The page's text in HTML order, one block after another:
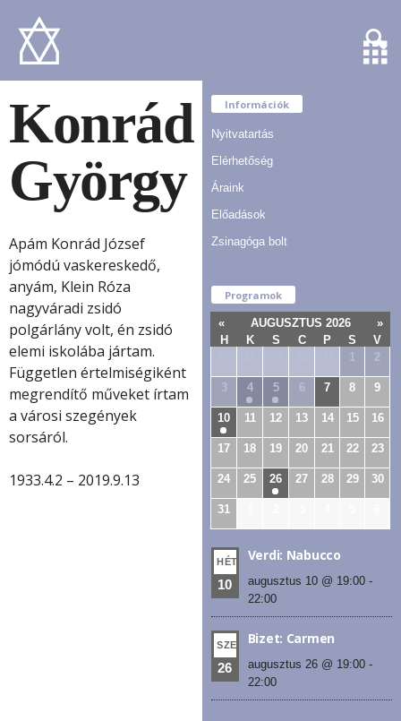
Konrád
György
Apám Konrád József
jómódú vaskereskedő,
anyám, Klein Róza
nagyváradi zsidó
polgárlány volt, én zsidó
elemi iskolába jártam.
Független értelmiségiként
megrendítő műveket írtam
a városi szegények
sorsáról.
1933.4.2 – 2019.9.13
Információk
Nyitvatartás
Elérhetőség
Áraink
Előadások
Zsinagóga bolt
Programok
« AUGUSZTUS 2026
»
H
K S C P S
V
2
3 4 5 6 7 8 9
10 11 12 13 14 15 16
17 18 19 20 21 22 23
24 25 26 27 28 29 30
31
HÉT
10
Verdi: Nabucco
augusztus 10 @ 19:00-
22:00
SZE
26
Bizet: Carmen
augusztus 26 @ 19:00-
22:00